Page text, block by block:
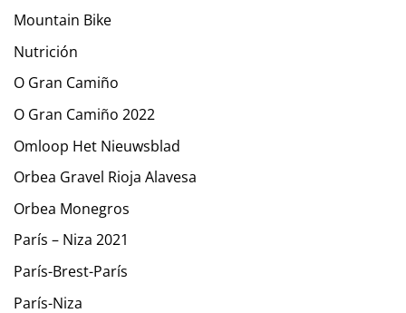
Mountain Bike
Nutrición
O Gran Camiño
O Gran Camiño 2022
Omloop Het Nieuwsblad
Orbea Gravel Rioja Alavesa
Orbea Monegros
París – Niza 2021
París-Brest-París
París-Niza